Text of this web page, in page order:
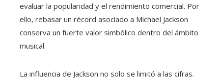
evaluar la popularidad y el rendimiento comercial. Por
ello, rebasar un récord asociado a Michael Jackson
conserva un fuerte valor simbólico dentro del ámbito
musical.
La influencia de Jackson no solo se limitó a las cifras.